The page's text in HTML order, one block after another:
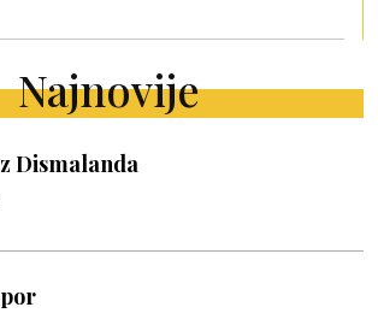
Najnovije
Dismalanda